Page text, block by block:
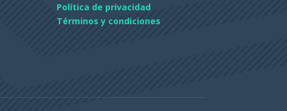
Política de privacidad
Términos y condiciones